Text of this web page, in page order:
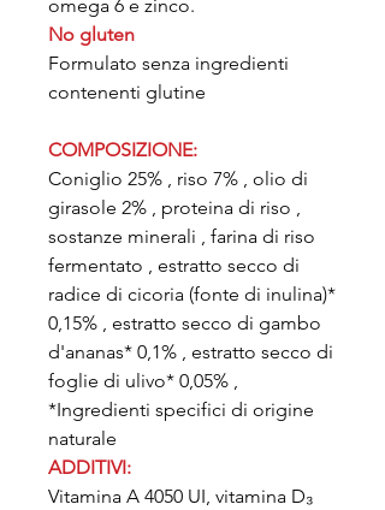
omega 6 e zinco.
No gluten
Formulato senza ingredienti
contenenti glutine
COMPOSIZIONE:
Coniglio 25% , riso 7% , olio di
girasole 2% , proteina di riso ,
sostanze minerali , farina di riso
fermentato , estratto secco di
radice di cicoria (fonte di inulina)*
0,15% , estratto secco di gambo
d'ananas* 0,1% , estratto secco di
foglie di ulivo* 0,05% ,
*Ingredienti specifici di origine
naturale
ADDITIVI:
Vitamina A 4050 UI, vitamina D₃